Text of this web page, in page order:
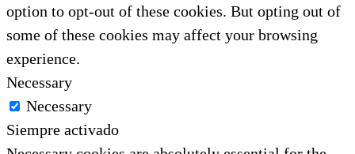
option to opt-out of these cookies. But opting out of
some of these cookies may affect your browsing
experience.
Necessary
Necessary
Siempre activado